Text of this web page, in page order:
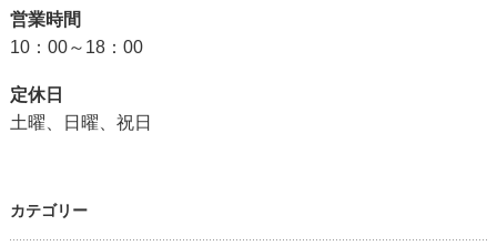
営業時間
10：00～18：00
定休日
土曜、日曜、祝日
カテゴリー